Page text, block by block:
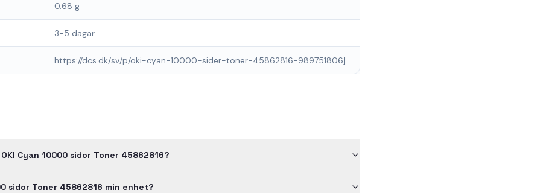
0.68 g
3-5 dagar
https://dcs.dk/sv/p/oki-cyan-10000-sider-toner-45862816-989751806]
Cyan 10000 sidor Toner 45862816?
sidor Toner 45862816 min enhet?